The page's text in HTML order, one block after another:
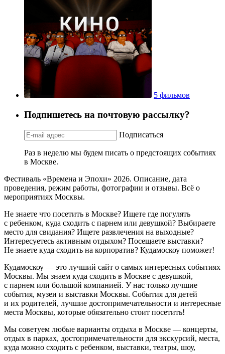
5 фильмов
Подпишетесь на почтовую рассылку?
Подписаться
Раз в неделю мы будем писать о предстоящих событиях
в Москве.
Фестиваль «Времена и Эпохи» 2026. Описание, дата
проведения, режим работы, фотографии и отзывы. Всё о
мероприятиях Москвы.
Не знаете что посетить в Москве? Ищете где погулять
с ребенком, куда сходить с парнем или девушкой? Выбираете
место для свидания? Ищете развлечения на выходные?
Интересуетесь активным отдыхом? Посещаете выставки?
Не знаете куда сходить на корпоратив? Кудамоскоу поможет!
Кудамоскоу — это лучший сайт о самых интересных событиях
Москвы. Мы знаем куда сходить в Москве с девушкой,
с парнем или большой компанией. У нас только лучшие
события, музеи и выставки Москвы. События для детей
и их родителей, лучшие достопримечательности и интересные
места Москвы, которые обязательно стоит посетить!
Мы советуем любые варианты отдыха в Москве — концерты,
отдых в парках, достопримечательности для экскурсий, места,
куда можно сходить с ребенком, выставки, театры, шоу,